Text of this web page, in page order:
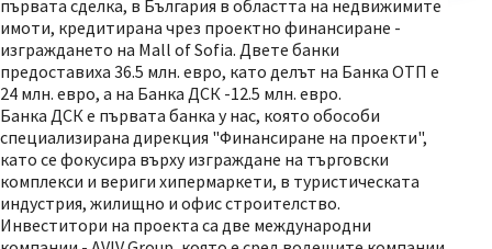
първата сделка, в България в областта на недвижимите
имоти, кредитирана чрез проектно финансиране -
изграждането на Mall of Sofia. Двете банки
предоставиха 36.5 млн. евро, като делът на Банка ОТП е
24 млн. евро, а на Банка ДСК -12.5 млн. евро.
Банка ДСК е първата банка у нас, която обособи
специализирана дирекция "Финансиране на проекти",
като се фокусира върху изграждане на търговски
комплекси и вериги хипермаркети, в туристическата
индустрия, жилищно и офис строителство.
Инвеститори на проекта са две международни